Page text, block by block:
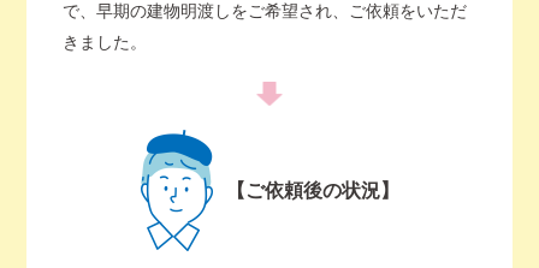
で、早期の建物明渡しをご希望され、ご依頼をいただ
きました。
【ご依頼後の状況】